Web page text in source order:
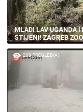
MLADI LAV UGANDA
STIJENI! ZAGREB
208 PREGLED(A)